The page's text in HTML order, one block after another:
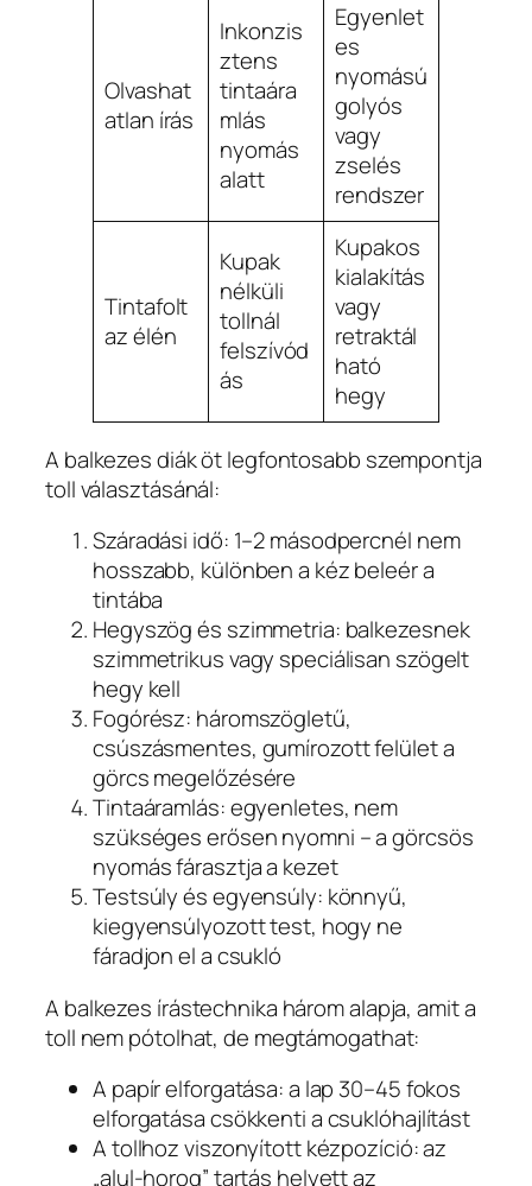
Olvashat
atlan írás
Inkonzis
ztens
tintaára
mlás
nyomás
alatt
Egyenlet
es
nyomású
golyós
vagy
zselés
rendszer
Tintafolt
az élén
Kupak
nélküli
tollnál
felszívód
ás
Kupakos
kialakítás
vagy
retraktál
ható
hegy
A balkezes diák öt legfontosabb szempontja
toll választásánál:
Száradási idő: 1–2 másodpercnél nem
hosszabb, különben a kéz beleér a
tintába
Hegyszög és szimmetria: balkezesnek
szimmetrikus vagy speciálisan szögelt
hegy kell
Fogórész: háromszögletű,
csúszásmentes, gumírozott felület a
görcs megelőzésére
Tintaáramlás: egyenletes, nem
szükséges erősen nyomni – a görcsös
nyomás fárasztja a kezet
Testsúly és egyensúly: könnyű,
kiegyensúlyozott test, hogy ne
fáradjon el a csukló
A balkezes írástechnika három alapja, amit a
toll nem pótolhat, de megtámogathat:
A papír elforgatása: a lap 30–45 fokos
elforgatása csökkenti a csuklóhajlítást
A tollhoz viszonyított kézpozíció: az
„alul-horog” tartás helyett az